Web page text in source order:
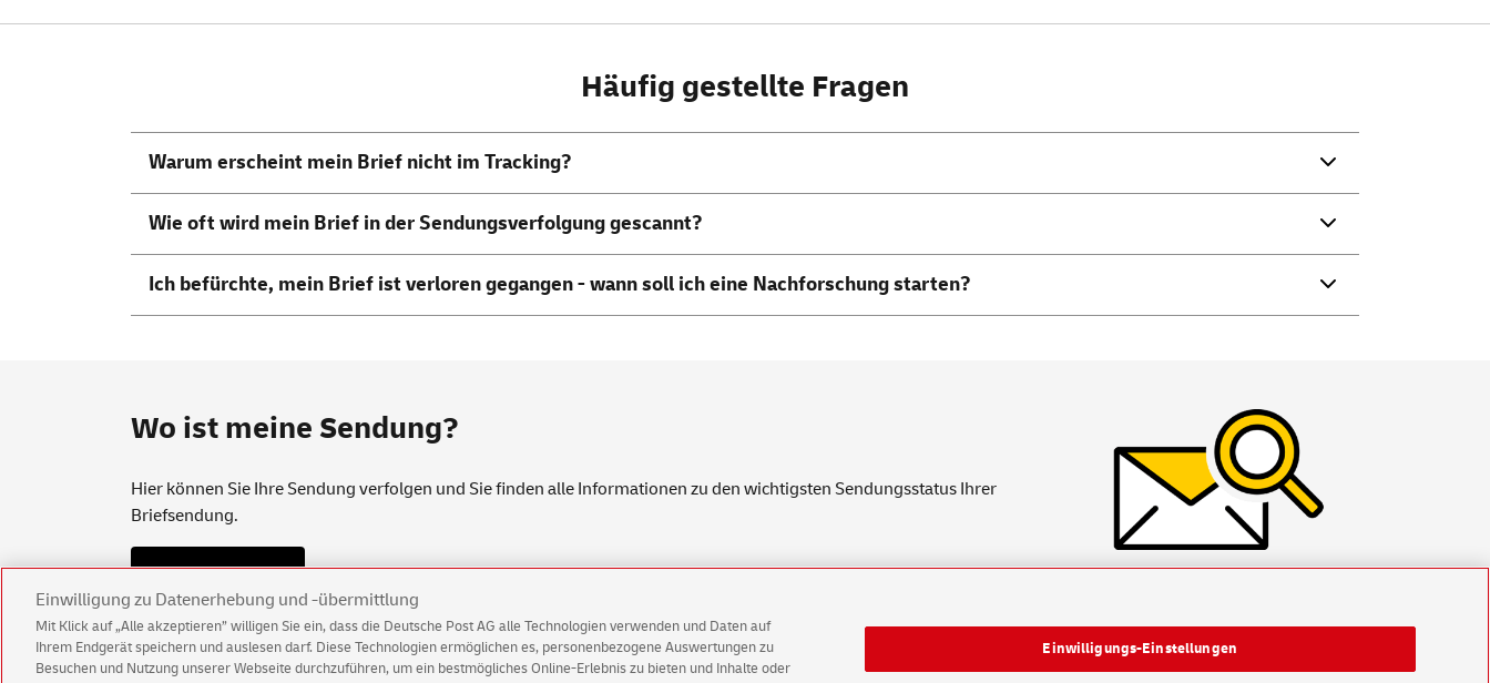
Häufig gestellte Fragen
Warum erscheint mein Brief nicht im Tracking?
Wie oft wird mein Brief in der Sendungsverfolgung gescannt?
Ich befürchte, mein Brief ist verloren gegangen - wann soll ich eine Nachforschung starten?
Wo ist meine Sendung?
Hier können Sie Ihre Sendung verfolgen und Sie finden alle Informationen zu den wichtigsten Sendungsstatus Ihrer
Briefsendung.
Jetzt verfolgen
Einwilligung zu Datenerhebung und -übermittlung
Mit Klick auf „Alle akzeptieren” willigen Sie ein, dass die Deutsche Post AG alle Technologien verwenden und Daten auf
Ihrem Endgerät speichern und auslesen darf. Diese Technologien ermöglichen es, personenbezogene Auswertungen zu
Besuchen und Nutzung unserer Webseite durchzuführen, um ein bestmögliches Online-Erlebnis zu bieten und Inhalte oder
Einwilligungs-Einstellungen